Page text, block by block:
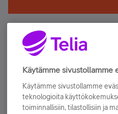
Älä jää paitsi –
Tilaa Telian uutiskirje ja
sähköpostiisi.
Käytämme sivustollamme
Käytämme sivustollamme
teknologioita
toiminnallisiin, tilastollisiin ja